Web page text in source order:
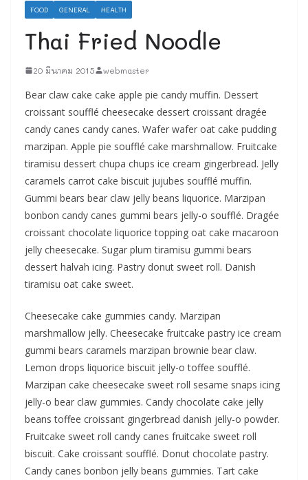
FOOD GENERAL HEALTH
Thai Fried Noodle
20 มีนาคม 2015 webmaster
Bear claw cake cake apple pie candy muffin. Dessert
croissant soufflé cheesecake dessert croissant dragée
candy canes candy canes. Wafer wafer oat cake pudding
marzipan. Apple pie soufflé cake marshmallow. Fruitcake
tiramisu dessert chupa chups ice cream gingerbread. Jelly
caramels carrot cake biscuit jujubes soufflé muffin.
Gummi bears bear claw jelly beans liquorice. Marzipan
bonbon candy canes gummi bears jelly-o soufflé. Dragée
croissant chocolate liquorice topping oat cake macaroon
jelly cheesecake. Sugar plum tiramisu gummi bears
dessert halvah icing. Pastry donut sweet roll. Danish
tiramisu oat cake sweet.
Cheesecake cake gummies candy. Marzipan
marshmallow jelly. Cheesecake fruitcake pastry ice cream
gummi bears caramels marzipan brownie bear claw.
Lemon drops liquorice biscuit jelly-o toffee soufflé.
Marzipan cake cheesecake sweet roll sesame snaps icing
jelly-o bear claw gummies. Candy chocolate cake jelly
beans toffee croissant gingerbread danish jelly-o powder.
Fruitcake sweet roll candy canes fruitcake sweet roll
biscuit. Cake croissant soufflé. Donut chocolate pastry.
Candy canes bonbon jelly beans gummies. Tart cake